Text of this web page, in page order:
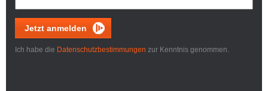
Jetzt anmelden
Ich habe die Datenschutzbestimmungen zur Kenntnis genommen.